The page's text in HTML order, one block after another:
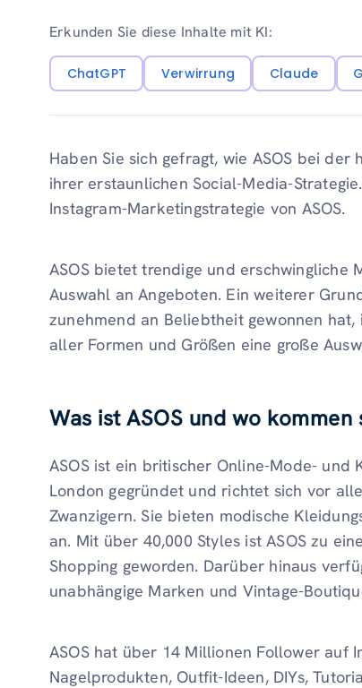
Erkunden Sie diese Inhalte mit KI:
ChatGPT Verwirrung Claude
Haben Sie sich gefragt, wie ASOS bei
ihrer erstaunlichen Social-Media-
Instagram-Marketingstrategie von ASOS.
ASOS bietet trendige und
Auswahl an Angeboten. Ein weiterer
zunehmend an Beliebtheit gewonnen
aller Formen und Größen eine große
Was ist ASOS und wo kommen
ASOS ist ein britischer Online-Mode- und
London gegründet und richtet sich vor
Zwanzigern. Sie bieten modische
an. Mit über 40,000 Styles ist ASOS zu
Shopping geworden. Darüber hinaus
unabhängige Marken und Vintage-
ASOS hat über 14 Millionen Follower auf
Nagelprodukten, Outfit-Ideen, DIYs,